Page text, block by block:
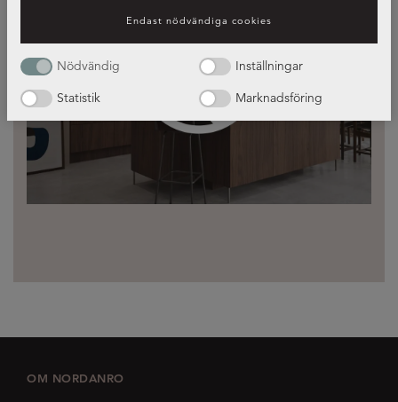
Endast nödvändiga cookies
Nödvändig
Inställningar
Statistik
Marknadsföring
OM NORDANRO